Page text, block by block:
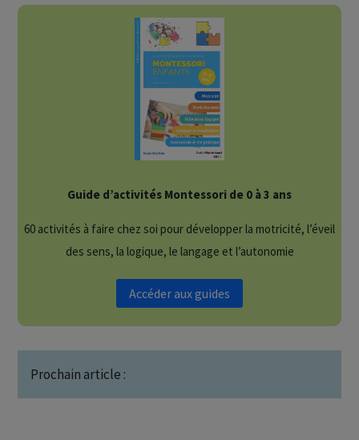
Guide d’activités Montessori de 0 à 3 ans
60 activités à faire chez soi pour développer la motricité, l’éveil
des sens, la logique, le langage et l’autonomie
Accéder aux guides
Prochain article :